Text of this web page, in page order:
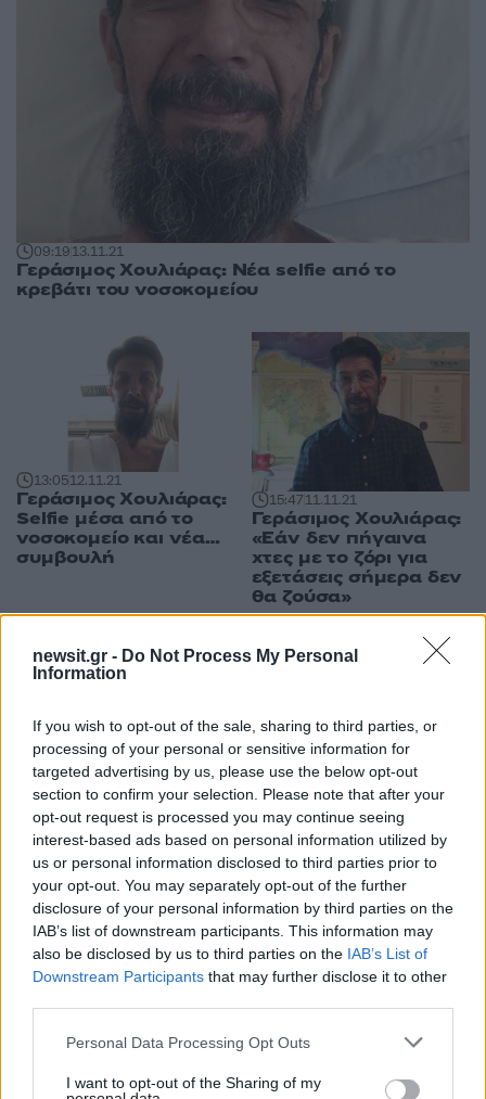
newsit.gr - Do Not Process My Personal
Information
If you wish to opt-out of the sale, sharing to third parties, or
processing of your personal or sensitive information for
targeted advertising by us, please use the below opt-out
section to confirm your selection. Please note that after your
opt-out request is processed you may continue seeing
interest-based ads based on personal information utilized by
us or personal information disclosed to third parties prior to
your opt-out. You may separately opt-out of the further
disclosure of your personal information by third parties on the
IAB’s list of downstream participants. This information may
also be disclosed by us to third parties on the IAB’s List of
Downstream Participants that may further disclose it to other
Please note that this website/app uses one or more Google
not limited to your visit or usage behaviour. You may click to
Personal Data Processing Opt Outs
I want to opt-out of the Sharing of my
09:1913.11.21
Γεράσιμος Χουλιάρας: Νέα selfie από το
κρεβάτι του νοσοκομείου
13:0512.11.21
Γεράσιμος Χουλιάρας:
Selfie μέσα από το
νοσοκομείο και νέα…
συμβουλή
15:4711.11.21
Γεράσιμος Χουλιάρας:
«Εάν δεν πήγαινα
χτες με το ζόρι για
εξετάσεις σήμερα δεν
θα ζούσα»